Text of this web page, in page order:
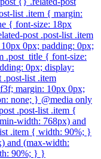
list .item { margin:
{ font-size: 18px
post .post-list .item
0px; padding: 0px;
.post_title { font-size:
0px; display:
.post-list .item
margin: 10px 0px;
none; } @media only
.post-list .item {
width: 768px) and
.item { width: 90%; }
and (max-width:
90%; } }